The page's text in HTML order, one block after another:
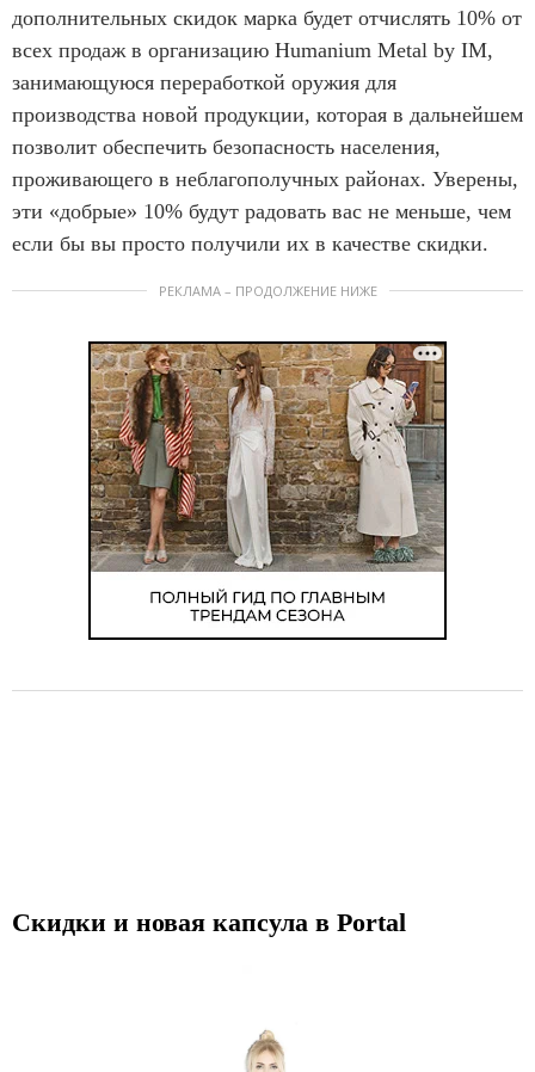
дополнительных скидок марка будет отчислять 10% от
всех продаж в организацию Humanium Metal by IM,
занимающуюся переработкой оружия для
производства новой продукции, которая в дальнейшем
позволит обеспечить безопасность населения,
проживающего в неблагополучных районах. Уверены,
эти «добрые» 10% будут радовать вас не меньше, чем
если бы вы просто получили их в качестве скидки.
РЕКЛАМА – ПРОДОЛЖЕНИЕ НИЖЕ
Скидки и новая капсула в Portal